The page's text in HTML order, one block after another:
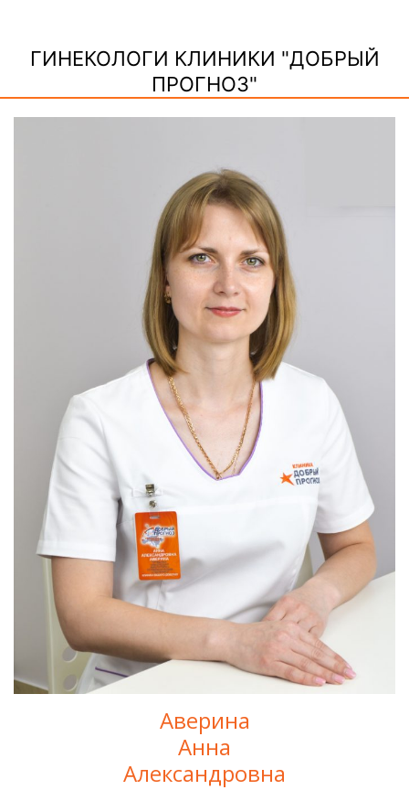
ГИНЕКОЛОГИ КЛИНИКИ "ДОБРЫЙ
ПРОГНОЗ"
Аверина
Анна
Александровна